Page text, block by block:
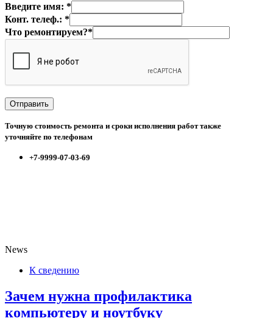
Введите имя: *
Конт. телеф.: *
Что ремонтируем?*
Точную стоимость ремонта и сроки исполнения работ также
уточняйте по телефонам
+7-9999-07-03-69
News
К сведению
Зачем нужна профилактика
компьютеру и ноутбуку